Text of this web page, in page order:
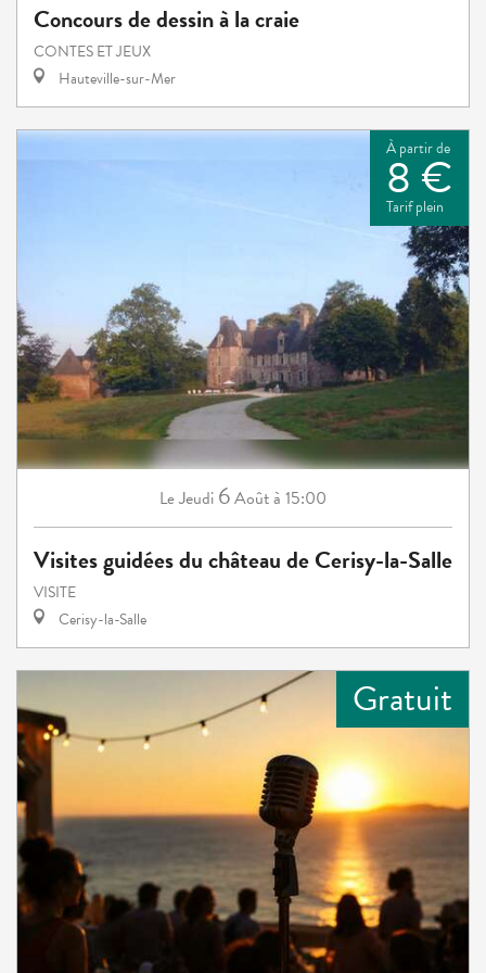
Concours de dessin à la craie
CONTES ET JEUX
Hauteville-sur-Mer
À partir de
8 €
Tarif plein
LeJeudi 6Aoûtà 15:00
Visites guidées du château de Cerisy-la-Salle
VISITE
Cerisy-la-Salle
Gratuit